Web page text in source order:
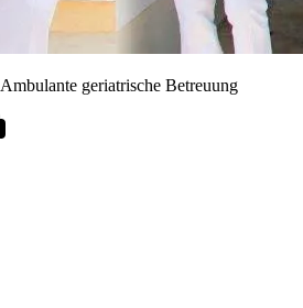
Ambulante geriatrische Betreuung